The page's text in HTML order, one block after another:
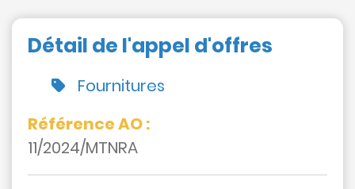
Appels
d'offres
Suggestions
Détail de l'appel d'offres
Fournitures
Référence AO :
11/2024/MTNRA